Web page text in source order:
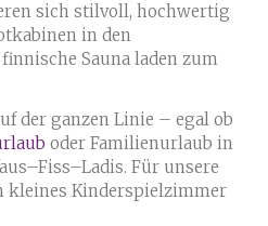
sich stilvoll, hochwertig
in den
Sauna laden zum
der ganzen Linie – egal ob
oder Familienurlaub in
Für unsere
kleines Kinderspielzimmer